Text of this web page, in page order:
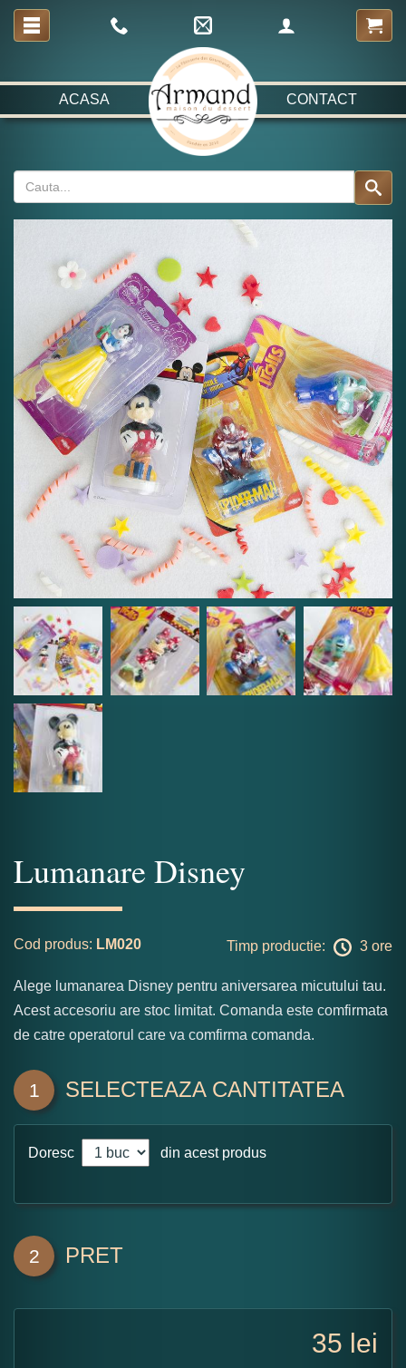
ACASA CONTACT
Lumanare Disney
Cod produs: LM020 Timp productie: 3 ore
Alege lumanarea Disney pentru aniversarea micutului tau.
Acest accesoriu are stoc limitat. Comanda este comfirmata
de catre operatorul care va comfirma comanda.
1 SELECTEAZA CANTITATEA
Doresc din acest produs
2 PRET
35 lei